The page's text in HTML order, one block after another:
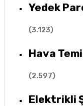
Yedek
(3.123)
Hava
(2.597)
Elektrikli